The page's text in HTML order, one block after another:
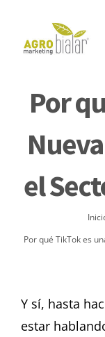
content
Por
el
Por qué TikTok es
Y sí, hasta
estar